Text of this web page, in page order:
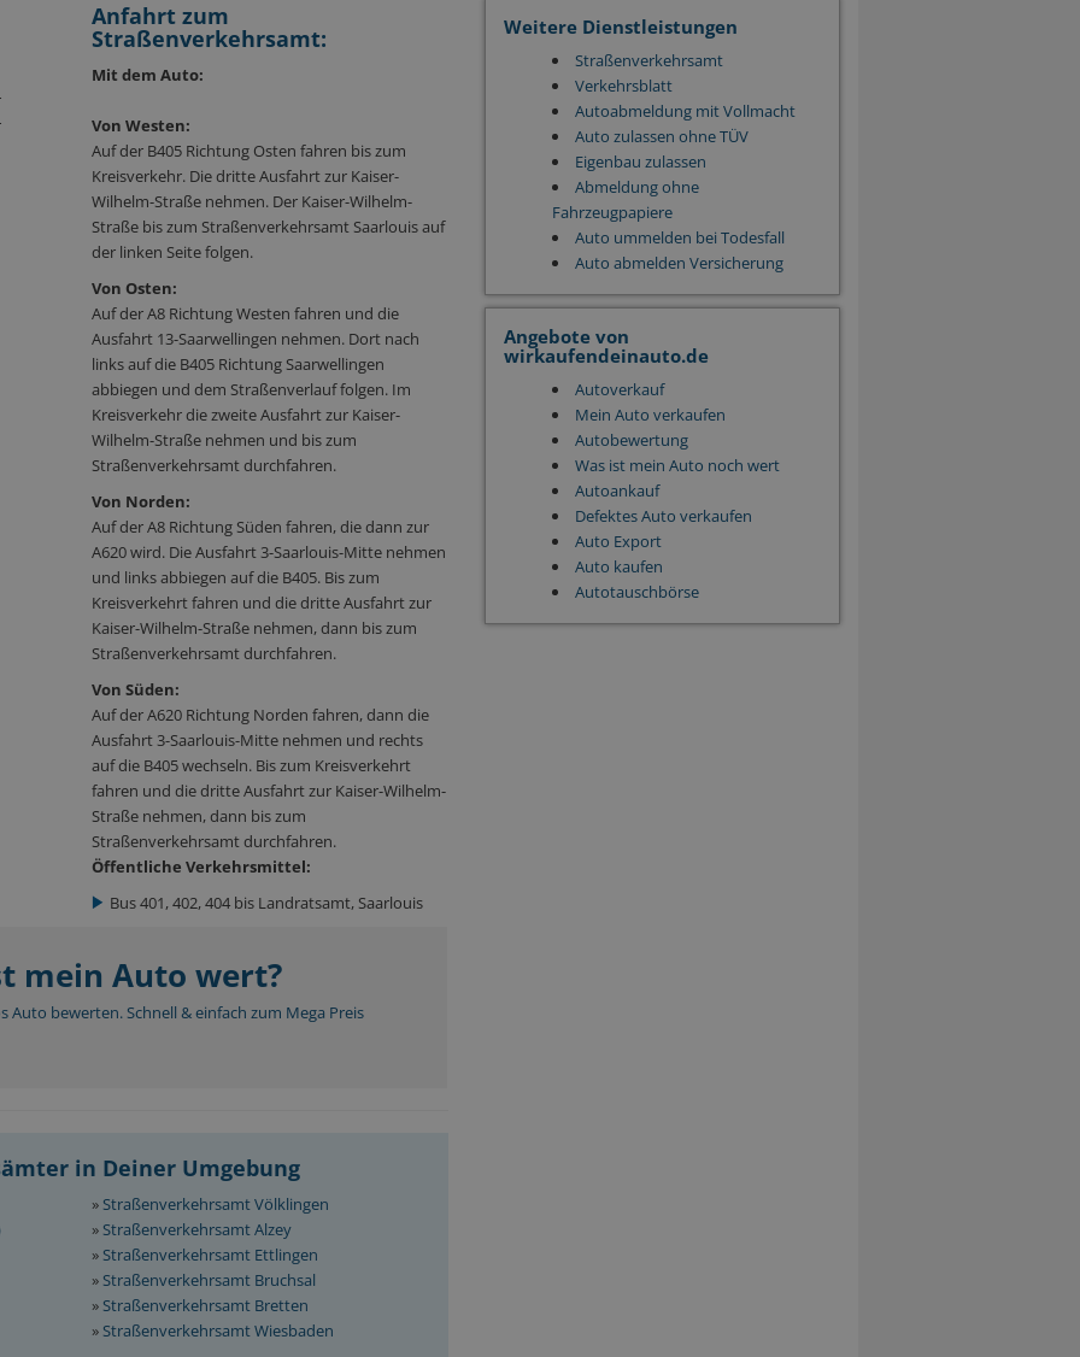
Anfahrt zum
Straßenverkehrsamt:
Mit dem Auto:
Von Westen:
Auf der B405 Richtung Osten fahren bis zum
Kreisverkehr. Die dritte Ausfahrt zur Kaiser-
Wilhelm-Straße nehmen. Der Kaiser-Wilhelm-
Straße bis zum Straßenverkehrsamt Saarlouis auf
der linken Seite folgen.
Von Osten:
Auf der A8 Richtung Westen fahren und die
Ausfahrt 13-Saarwellingen nehmen. Dort nach
links auf die B405 Richtung Saarwellingen
abbiegen und dem Straßenverlauf folgen. Im
Kreisverkehr die zweite Ausfahrt zur Kaiser-
Wilhelm-Straße nehmen und bis zum
Straßenverkehrsamt durchfahren.
Von Norden:
Auf der A8 Richtung Süden fahren, die dann zur
A620 wird. Die Ausfahrt 3-Saarlouis-Mitte nehmen
und links abbiegen auf die B405. Bis zum
Kreisverkehrt fahren und die dritte Ausfahrt zur
Kaiser-Wilhelm-Straße nehmen, dann bis zum
Straßenverkehrsamt durchfahren.
Von Süden:
Auf der A620 Richtung Norden fahren, dann die
Ausfahrt 3-Saarlouis-Mitte nehmen und rechts
auf die B405 wechseln. Bis zum Kreisverkehrt
fahren und die dritte Ausfahrt zur Kaiser-Wilhelm-
Straße nehmen, dann bis zum
Straßenverkehrsamt durchfahren.
Öffentliche Verkehrsmittel:
Bus 401, 402, 404 bis Landratsamt, Saarlouis
mein Auto wert?
Auto bewerten. Schnell & einfach zum Mega Preis
in Deiner Umgebung
» Straßenverkehrsamt Völklingen
» Straßenverkehrsamt Alzey
» Straßenverkehrsamt Ettlingen
» Straßenverkehrsamt Bruchsal
» Straßenverkehrsamt Bretten
» Straßenverkehrsamt Wiesbaden
Weitere Dienstleistungen
Straßenverkehrsamt
Verkehrsblatt
Autoabmeldung mit Vollmacht
Auto zulassen ohne TÜV
Eigenbau zulassen
Abmeldung ohne
Fahrzeugpapiere
Auto ummelden bei Todesfall
Auto abmelden Versicherung
Angebote von
wirkaufendeinauto.de
Autoverkauf
Mein Auto verkaufen
Autobewertung
Was ist mein Auto noch wert
Autoankauf
Defektes Auto verkaufen
Auto Export
Auto kaufen
Autotauschbörse